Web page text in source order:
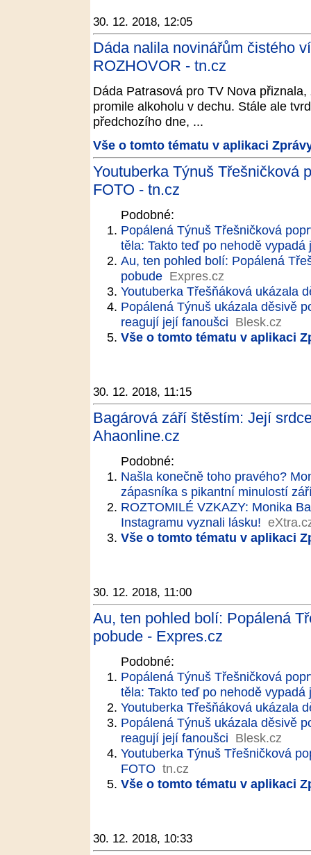
30. 12. 2018, 12:05
Dáda nalila novinářům čistého
ROZHOVOR - tn.cz
Dáda Patrasová pro TV Nova
promile alkoholu v dechu. Stále ale
předchozího dne, ...
Vše o tomto tématu v aplikaci
Youtuberka Týnuš Třešničková
FOTO - tn.cz
Podobné:
Popálená Týnuš Třešničková
těla: Takto teď po nehodě vypadá
Au, ten pohled bolí: Popálená
pobude Expres.cz
Youtuberka Třešňáková ukázala
Popálená Týnuš ukázala děsivě
reagují její fanoušci Blesk.cz
Vše o tomto tématu v aplikaci
30. 12. 2018, 11:15
Bagárová září štěstím: Její
Ahaonline.cz
Podobné:
Našla konečně toho pravého?
zápasníka s pikantní minulostí
ROZTOMILÉ VZKAZY: Monika
Instagramu vyznali lásku!
Vše o tomto tématu v aplikaci
30. 12. 2018, 11:00
Au, ten pohled bolí: Popálená
pobude - Expres.cz
Podobné:
Popálená Týnuš Třešničková
těla: Takto teď po nehodě vypadá
Youtuberka Třešňáková ukázala
Popálená Týnuš ukázala děsivě
reagují její fanoušci Blesk.cz
Youtuberka Týnuš Třešničková
FOTO tn.cz
Vše o tomto tématu v aplikaci
30. 12. 2018, 10:33